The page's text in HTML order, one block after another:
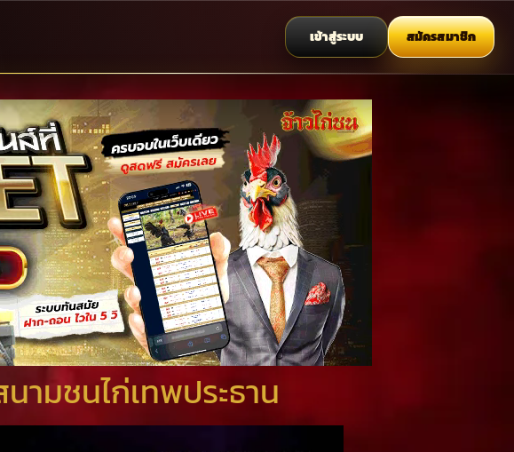
เข้าสู่ระบบ สมัครสมาชิก
ามชนไก่เทพประธาน